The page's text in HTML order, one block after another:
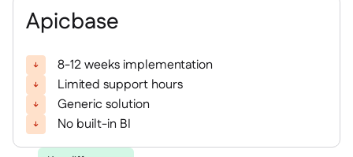
Visibilité des stocks en temps réel
Recettes et recettes de préparation
Enregistrement des pertes
Comptage des stocks
 Transferts d'inventaire
 Outils gratuits
 Comparatifs
Apicbase
8-12 weeks implementation
Limited support hours
Generic solution
No built-in BI